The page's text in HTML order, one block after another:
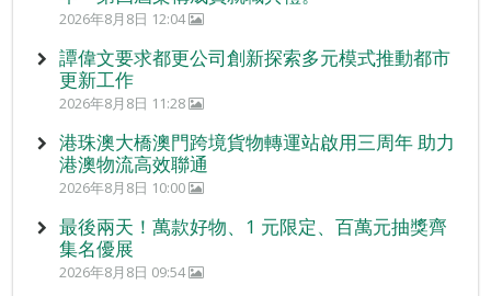
2026年8月8日 12:04
譚偉文要求都更公司創新探索多元模式推動都市
更新工作
2026年8月8日 11:28
港珠澳大橋澳門跨境貨物轉運站啟用三周年 助力
港澳物流高效聯通
2026年8月8日 10:00
最後兩天！萬款好物、1 元限定、百萬元抽獎齊
集名優展
2026年8月8日 09:54